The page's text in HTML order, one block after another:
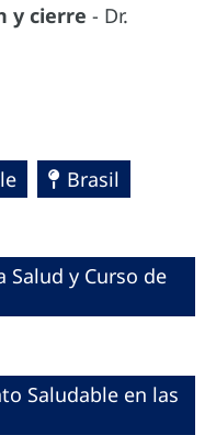
y cierre - Dr.
Brasil
Salud y Curso de
Saludable en las